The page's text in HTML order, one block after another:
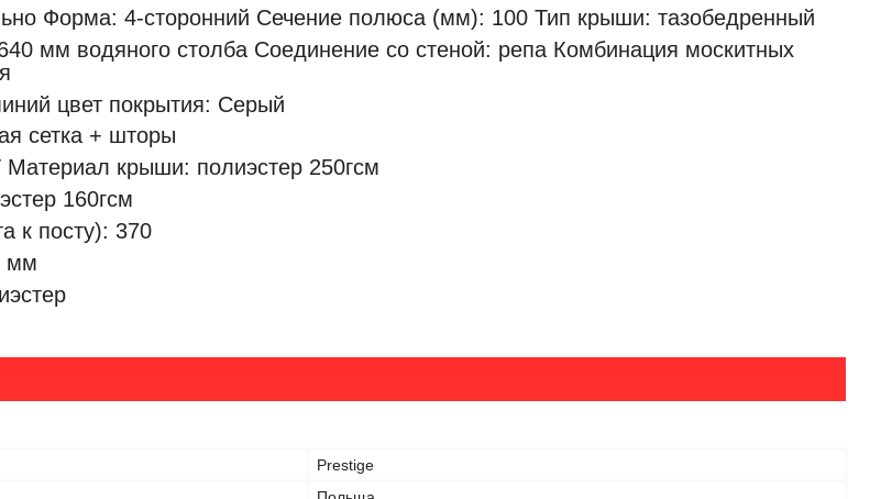
Форма: 4-сторонний Сечение полюса (мм): 100 Тип крыши: тазобедренный
мм водяного столба Соединение со стеной: репа Комбинация москитных
цвет покрытия: Серый
сетка + шторы
крыши: полиэстер 250гсм
160гсм
к посту): 370
мм
Prestige